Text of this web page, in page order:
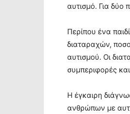
αυτισμό. Για δύο
Περίπου ένα
διαταραχών,
αυτισμού. Οι
συμπεριφορές
Η έγκαιρη
ανθρώπων με